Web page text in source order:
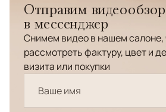
Отправим
в мессенджер
Снимем видео в нашем салоне,
рассмотреть фактуру, цвет и
визита или покупки